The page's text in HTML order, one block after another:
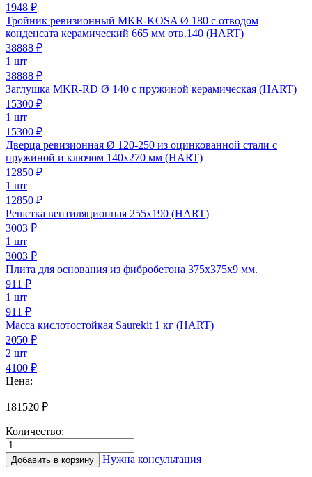
1948 ₽
Тройник ревизионный MKR-KOSA Ø 180 с отводом
конденсата керамический 665 мм отв.140 (HART)
38888 ₽
1 шт
38888 ₽
Заглушка MKR-RD Ø 140 с пружиной керамическая (HART)
15300 ₽
1 шт
15300 ₽
Дверца ревизионная Ø 120-250 из оцинкованной стали с
пружиной и ключом 140х270 мм (HART)
12850 ₽
1 шт
12850 ₽
Решетка вентиляционная 255х190 (HART)
3003 ₽
1 шт
3003 ₽
Плита для основания из фибробетона 375х375х9 мм.
911 ₽
1 шт
911 ₽
Масса кислотостойкая Saurekit 1 кг (HART)
2050 ₽
2 шт
4100 ₽
Цена:
181520 ₽
Количество:
Количество
товара
Дымоход
Добавить в корзину Нужна консультация